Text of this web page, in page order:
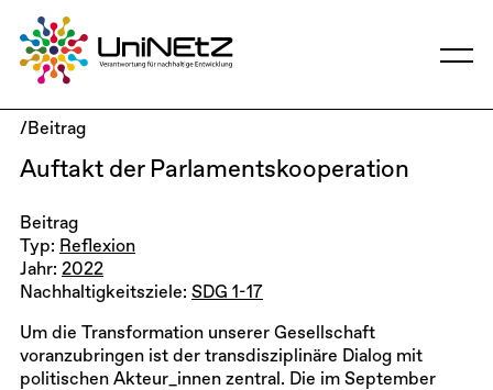
/Beitrag
Auftakt der Parlamentskooperation
Beitrag
Typ: Reflexion
Jahr: 2022
Nachhaltigkeitsziele: SDG 1-17
Um die Transformation unserer Gesellschaft
voranzubringen ist der transdisziplinäre Dialog mit
politischen Akteur_innen zentral. Die im September